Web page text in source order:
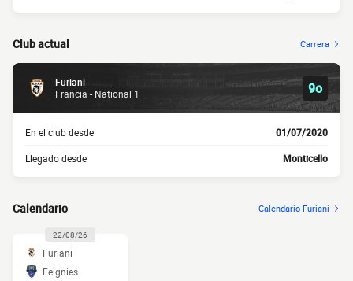
Club actual Carrera
Furiani
Francia - National 1
9o
En el club desde 01/07/2020
Llegado desde Monticello
Calendario Calendario Furiani
22/08/26
Furiani
Feignies